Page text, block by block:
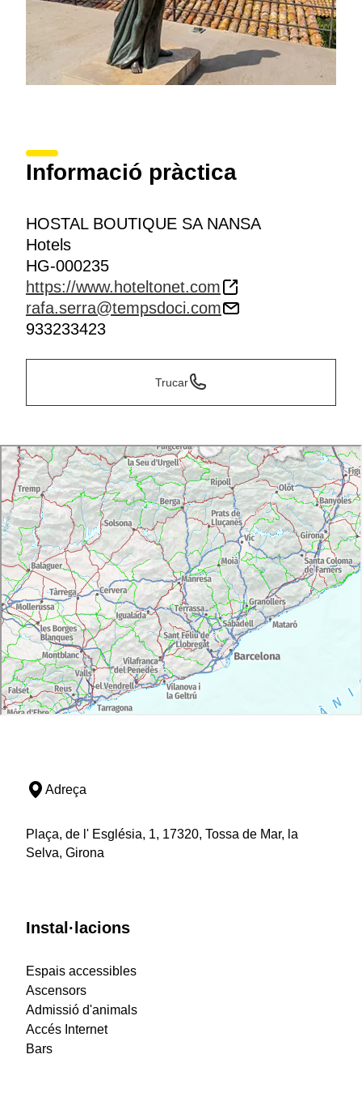
Informació pràctica
HOSTAL BOUTIQUE SA NANSA
Hotels
HG-000235
https://www.hoteltonet.com
rafa.serra@tempsdoci.com
933233423
Trucar
Adreça
Plaça, de l' Església, 1, 17320, Tossa de Mar, la
Selva, Girona
Instal·lacions
Espais accessibles
Ascensors
Admissió d'animals
Accés Internet
Bars